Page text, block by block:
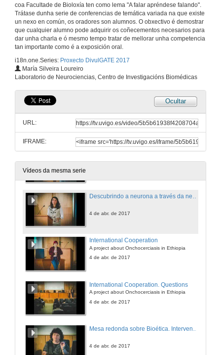
coa Facultade de Bioloxía ten como lema "A falar apréndese falando".
Trátase dunha serie de conferencias de temática variada na que existe
un nexo en común, os oradores son alumnos. O obxectivo é demostrar
que cualquier alumno pode adquirir os coñecementos necesarios para
dar unha charla e ó mesmo tempo tratar de mellorar unha competencia
tan importante como é a exposición oral.
i18n.one.Series: Proxecto DivulGATE 2017
María Silveira Loureiro
Laboratorio de Neurociencias, Centro de Investigacións Biomédicas
Ocultar
URL:
IFRAME:
Vídeos da mesma serie
Mecanismos de flotabilidade
3 de abr. de 2017
3 de abr. de 2017
Presentación da segunda xornada
4 de abr. de 2017
Estratexias de cultivo in vitro de Bryophyllum daigremontianum
4 de abr. de 2017
International Cooperation
A project about Onchocerciasis in Ethiopia
4 de abr. de 2017
International Cooperation. Questions
A project about Onchocerciasis in Ethiopia
4 de abr. de 2017
Mesa redonda sobre Bioética. Intervención de Africa González
4 de abr. de 2017